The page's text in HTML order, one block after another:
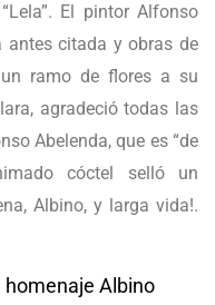
El pintor Alfonso
antes citada y obras de
ramo de flores a su
agradeció todas las
Abelenda, que es “de
cóctel selló un
Albino, y larga vida!.
homenaje Albino